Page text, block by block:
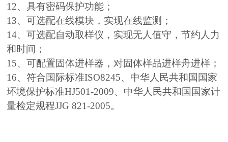
12、具有密码保护功能；
13、可选配在线模块，实现在线监测；
14、可选配自动取样仪，实现无人值守，节约人力
和时间；
15、可配置固体进样器，对固体样品进样舟进样；
16、符合国际标准ISO8245、中华人民共和国国家
环境保护标准HJ501-2009、中华人民共和国国家计
量检定规程JJG 821-2005。